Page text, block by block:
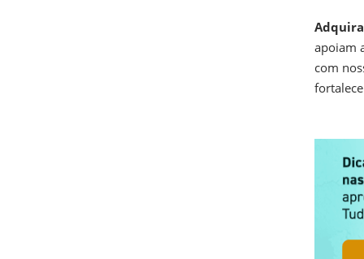
apoiam
com